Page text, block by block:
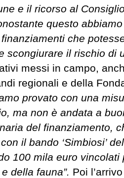
e il ricorso al
questo
che
scongiurare il rischio di
messi in campo,
regionali e della
provato con una
ma non è andata a
del finanziamento,
il bando ‘Simbiosi’
100 mila euro vincolati
della fauna”. Poi